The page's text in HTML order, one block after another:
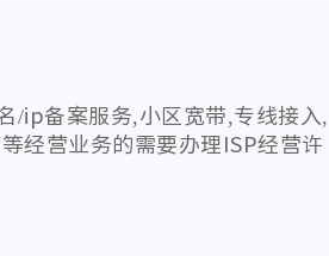
/ip备案服务,小区宽带,专线接入,
经营业务的需要办理ISP经营许